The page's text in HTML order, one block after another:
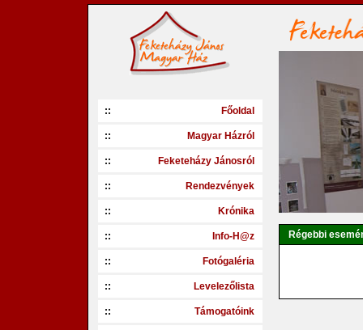
:: Főoldal
:: Magyar Házról
:: Feketeházy Jánosról
:: Rendezvények
:: Krónika
:: Info-H@z
:: Fotógaléria
:: Levelezőlista
:: Támogatóink
Régebbi